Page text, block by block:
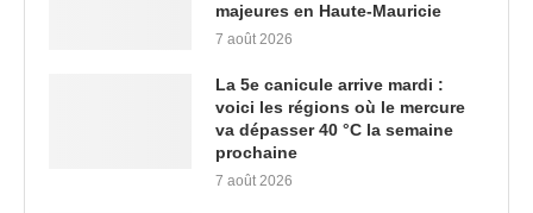
majeures en Haute-Mauricie
7 août 2026
La 5e canicule arrive mardi :
voici les régions où le mercure
va dépasser 40 °C la semaine
prochaine
7 août 2026